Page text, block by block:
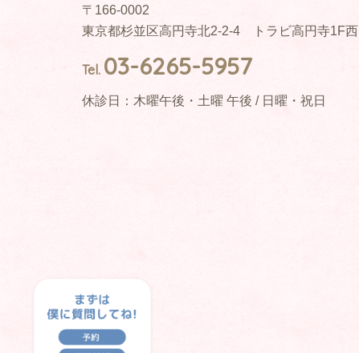
〒166-0002
東京都杉並区高円寺北2-2-4 トラビ高円寺1F西
Tel. 03-6265-5957
休診日：木曜午後・土曜 午後 / 日曜・祝日